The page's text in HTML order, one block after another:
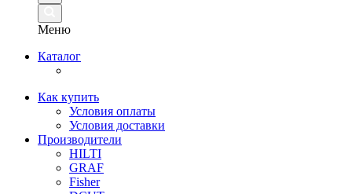
Меню
Каталог
Как купить
Условия оплаты
Условия доставки
Производители
HILTI
GRAF
Fisher